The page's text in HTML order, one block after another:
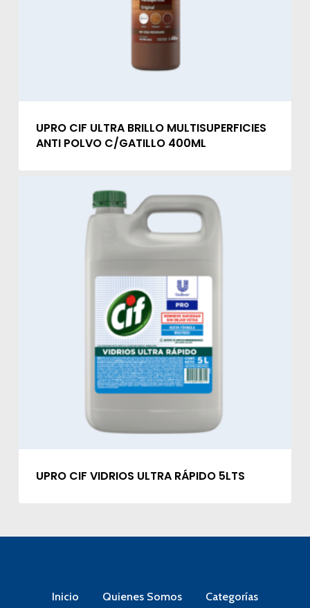
UPRO CIF ULTRA BRILLO MULTISUPERFICIES
ANTI POLVO C/GATILLO 400ML
UPRO CIF VIDRIOS ULTRA RÁPIDO 5LTS
Inicio Quienes Somos Categorías